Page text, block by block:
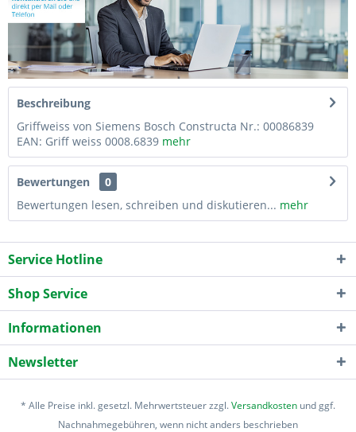
Beschreibung
Griffweiss von Siemens Bosch Constructa Nr.: 00086839
EAN: Griff weiss 0008.6839 mehr
Bewertungen
0
Bewertungen lesen, schreiben und diskutieren... mehr
Service Hotline
Shop Service
Informationen
Newsletter
* Alle Preise inkl. gesetzl. Mehrwertsteuer zzgl.Versandkosten und ggf.
Nachnahmegebühren, wenn nicht anders beschrieben